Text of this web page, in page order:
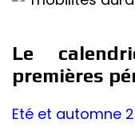
Le
premières
Eté et automne